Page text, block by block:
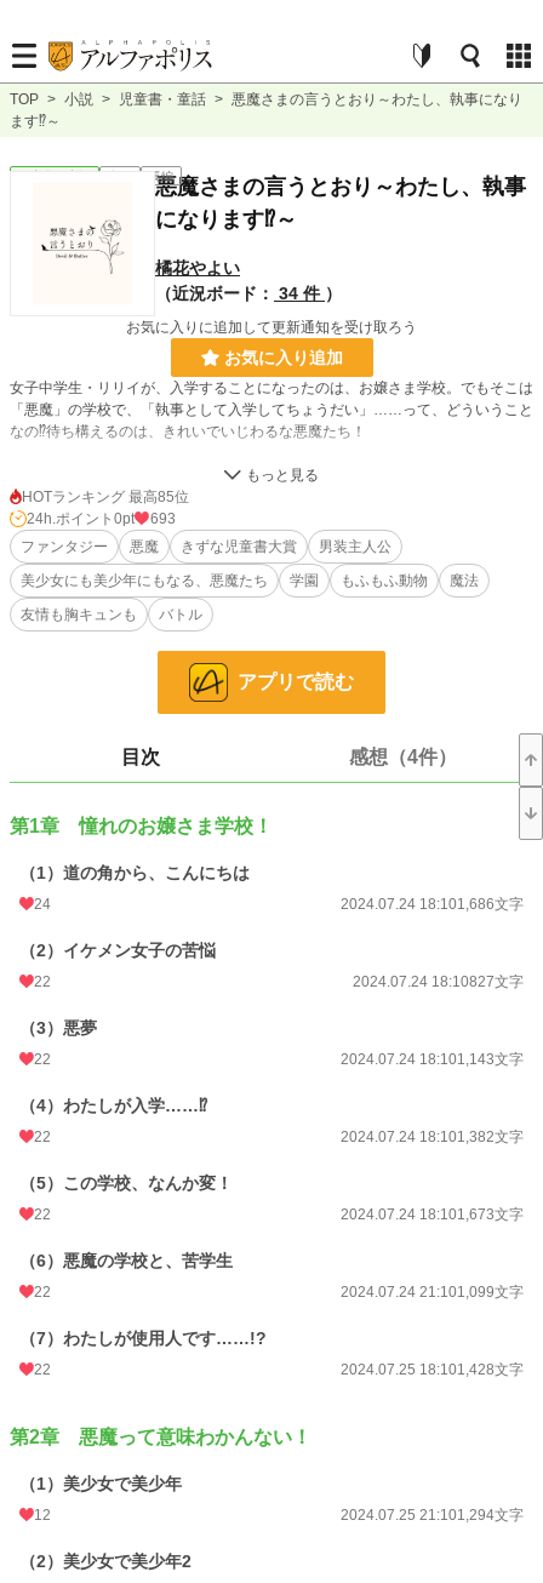
TOP > 小説 > 児童書・童話 > 悪魔さまの言うとおり～わたし、執事になり
ます⁉︎～
長編
悪魔さまの言うとおり～わたし、執事
になります⁉︎～
橘花やよい
（近況ボード： 34 件 ）
お気に入りに追加して更新通知を受け取ろう
お気に入り追加
女子中学生・リリイが、入学することになったのは、お嬢さま学校。でもそこは
「悪魔」の学校で、「執事として入学してちょうだい」……って、どういうこと
なの⁉待ち構えるのは、きれいでいじわるな悪魔たち！
友情と魔法と、胸キュンもありの学園ファンタジー。
第2回きずな児童書大賞参加作です。
小説 228,724 位 / 228,724 件
児童書・童話 4,654 位 / 4,654 件
更新日時 2024.08.26 18:10
初回公開日時 2024.07.24 18:10
初回完結日時 2024.08.26 19:01
週間ポイント
月間ポイント 294 pt (44,138 位)
累計ポイント
HOTランキング 最高85位
24h.ポイント 0pt
693
ファンタジー
悪魔 きずな児童書大賞
男装主人公
美少女にも美少年にもなる、悪魔たち
学園 もふもふ動物
魔法
友情も胸キュンも
バトル
アプリで読む
目次 感想（4件）
第1章 憧れのお嬢さま学校！
（1）道の角から、こんにちは
24 2024.07.24 18:101,686文字
（2）イケメン女子の苦悩
22 2024.07.24 18:10827文字
（3）悪夢
22 2024.07.24 18:101,143文字
（4）わたしが入学……⁉
22 2024.07.24 18:101,382文字
（5）この学校、なんか変！
22 2024.07.24 18:101,673文字
（6）悪魔の学校と、苦学生
22 2024.07.24 21:101,099文字
（7）わたしが使用人です……!?
22 2024.07.25 18:101,428文字
第2章 悪魔って意味わかんない！
（1）美少女で美少年
12 2024.07.25 21:101,294文字
（2）美少女で美少年2